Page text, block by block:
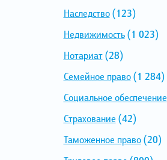
Наследство(123)
Недвижимость(1 023)
Нотариат(28)
Семейное право(1 284)
Социальное обеспечение
Страхование (42)
Таможенное право(20)